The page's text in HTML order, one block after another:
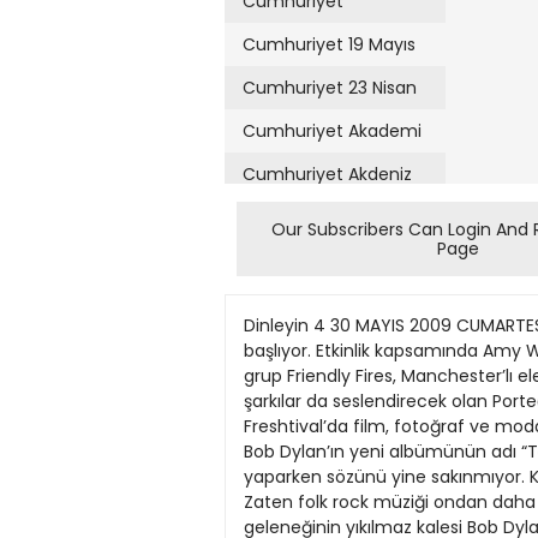
Cumhuriyet 19 Mayıs
Cumhuriyet 23 Nisan
Cumhuriyet Akademi
Cumhuriyet Akdeniz
Cumhuriyet Alışveriş
Cumhuriyet Ankara
Cumhuriyet Büyük
Taaruz
Cumhuriyet
Cumartesi
Cumhuriyet Çevre
Our Subscribers Can Login And
Page
Dinleyin 4 30 MAYIS 2009 CUMARTESİ Dylan’ın harikalar ülkesi Tüm gün müzik Miller Freshtival, bugün Turkcell Kuruçeşme Arena’da başlıyor. Etkinlik kapsamında Amy Winehouse’un tahtına aday gösterilen Gabriella Cilmi, son dönemlerde adından çok söz ettiren İngiliz grup Friendly Fires, Manchester’lı electro pop topluluğu The Whip, kendine has bir pop tarzı yaratan Joakim ve yeni albümlerinden şarkılar da seslendirecek olan Portecho gibi güçlü isimler müzikseverlerlerle buluşacak. Kapıların saat 14.00’te açılacağı Miller Freshtival’da film, fotoğraf ve moda tasarımı alanlarında müzik konseptli performanslar sergilenecek. (0216 556 98 00, biletler 33.50 TL) Bob Dylan’ın yeni albümünün adı “Together Through Life”. Şair müzisyen Dylan bu albümünde de hayatı yansıtıyor. Elbette bunu yaparken sözünü yine sakınmıyor. Kulaklarımızın pasını silerken, çatallı kırılgan sesi ve mızıkasından vazgeçmeyeceğimizi hatırlatıyor. Zaten folk rock müziği ondan daha zarif bir şekilde dinlenebilir kılan başka kim var ki? Protest ve folk müziğin öncüsü, şairmüzisyen geleneğinin yıkılmaz kalesi Bob Dylan yeni müzik ALİ DENİZ albümüyle dünyasını sarsmak için döndü. Zaten USLU nefesi hep ensemizdeydi ama bu kez folk zarafetini tecrübesiyle daha da iyi harmanlamış. Zaten hem çok sevilen hem de mesafeli yaklaşılan Dylan’ın müzikal iradesi tartışılmaz. Yolunda taviz vermeyen müzisyen, alemetifarikası çatallı sesi, şiir gibi yazdığı müzikli romanlarıyla, “Together Through Life” albümüyle yine karşımızda. Gerçi Dylan, ne kadar uğraşsa da müzikten uzağa gidemiyor. Ondan esinlenen, onun gibi olan ve onu ananlar sayesinde de sürekli gündemde ve taze. O da 11 yaşında şiir yazıp piyano ve gitar çalmayı öğrenirken, zamanın ünlü isimleri Chuck Berry, Jerry Lee Lewis ve Elvis Presley’yi muhtemelen böyle izliyordu. de benim için o “Nashville Skyline” olabilir. Çünkü bu albüm, Dylan’ın ölümden döndüğü trafik kazasından sonra yayımladığı ve olabildiğince asude bir inzivayı anlatır. Tabii 70’li yıllarda yazdığı “Knockin on Heavens’s Door”u bilmeyen de herhalde yoktur. Zaten Dylan’ı anlatmak ya da ona dair şeyler söylemek pek menem. Çünkü bu adam muhalif folk rock müziğin tarihiyle anılıyor. Böyle olunca da herkesin onun hakkında söyleyecek çok sözü var. Onunsa söyleyecekleri müziğinde. Açıkhava sezonu başladı ‘Carte d’Or Açıkhava Konserleri’ 5 Haziran Cuma akşamı Cemil Topuzlu Harbiye Açıkhava Tiyatrosu’nda yapılacak olan ‘Teoman Paramparça Senfoni’ konseriyle başlıyor. Konserde rock müziğinin en önemli isimlerinden Teoman’a İstanbul Senfoni Orkestrası ve Borusan Filarmoni Orkestrasından